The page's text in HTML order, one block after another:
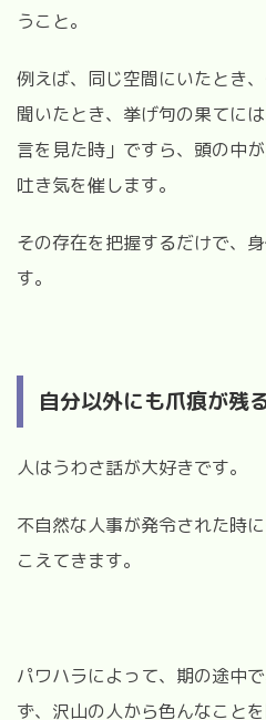
うこと。
例えば、同じ空間にいたとき
聞いたとき、挙げ句の果てに
言を見た時」ですら、頭の中
吐き気を催します。
その存在を把握するだけで、
す。
自分以外にも爪痕が残
人はうわさ話が大好きです。
不自然な人事が発令された時
こえてきます。
パワハラによって、期の途中
ず、沢山の人から色んなこと